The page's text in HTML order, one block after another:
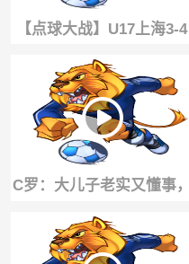
【点球大战】U17上海3-4
不敌阿森纳U17 李秋甫、
李文博失点
C罗：大儿子老实又懂事，
至于那几只小神兽嘛……